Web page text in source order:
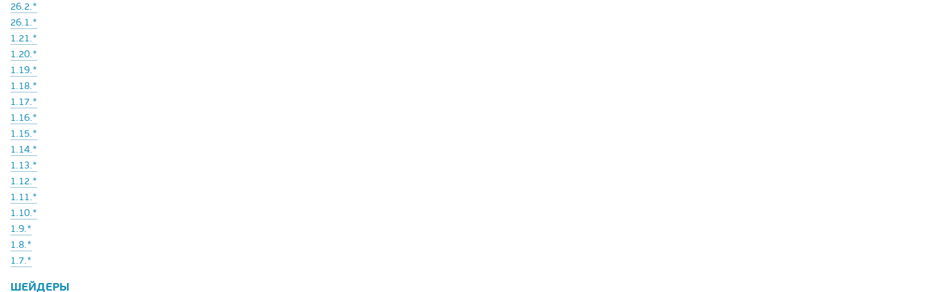
26.2.*
26.1.*
1.21.*
1.20.*
1.19.*
1.18.*
1.17.*
1.16.*
1.15.*
1.14.*
1.13.*
1.12.*
1.11.*
1.10.*
1.9.*
1.8.*
1.7.*
ШЕЙДЕРЫ